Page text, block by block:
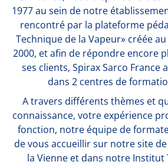
1977 au sein de notre
rencontré par la plateforme
Technique de la Vapeur» créée
2000, et afin de répondre encore
ses clients, Spirax Sarco France
dans 2 centres de
A travers différents thèmes et
connaissance, votre expérience
fonction, notre équipe de
de vous accueillir sur notre site
la Vienne et dans notre Institut